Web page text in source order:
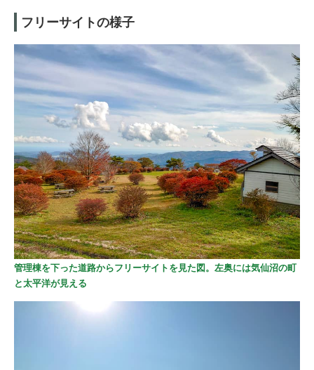
フリーサイトの様子
管理棟を下った道路からフリーサイトを見た図。左奥には気仙沼の町
と太平洋が見える